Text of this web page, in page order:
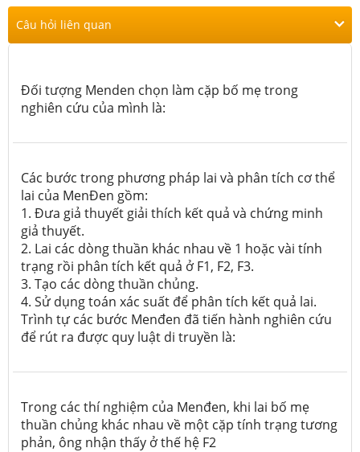
Câu hỏi liên quan
Đối tượng Menden chọn làm cặp bố mẹ trong
nghiên cứu của mình là:
Các bước trong phương pháp lai và phân tích cơ thể
lai của MenĐen gồm:
1. Đưa giả thuyết giải thích kết quả và chứng minh
giả thuyết.
2. Lai các dòng thuần khác nhau về 1 hoặc vài tính
trạng rồi phân tích kết quả ở F1, F2, F3.
3. Tạo các dòng thuần chủng.
4. Sử dụng toán xác suất để phân tích kết quả lai.
Trình tự các bước Menđen đã tiến hành nghiên cứu
để rút ra được quy luật di truyền là:
Trong các thí nghiệm của Menđen, khi lai bố mẹ
thuần chủng khác nhau về một cặp tính trạng tương
phản, ông nhận thấy ở thế hệ F2